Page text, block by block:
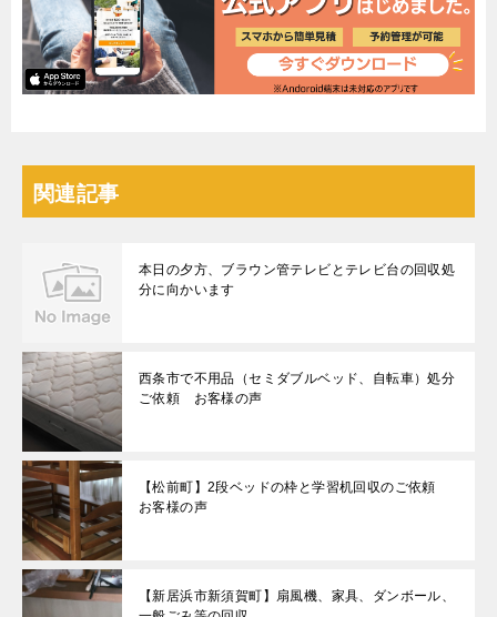
関連記事
本日の夕方、ブラウン管テレビとテレビ台の回収処
分に向かいます
西条市で不用品（セミダブルベッド、自転車）処分
ご依頼 お客様の声
【松前町】2段ベッドの枠と学習机回収のご依頼
お客様の声
【新居浜市新須賀町】扇風機、家具、ダンボール、